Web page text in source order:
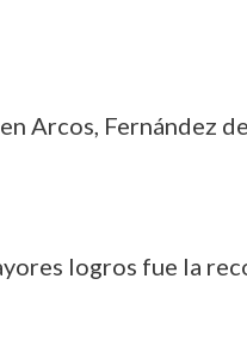
Arcos, Fernández
logros fue la